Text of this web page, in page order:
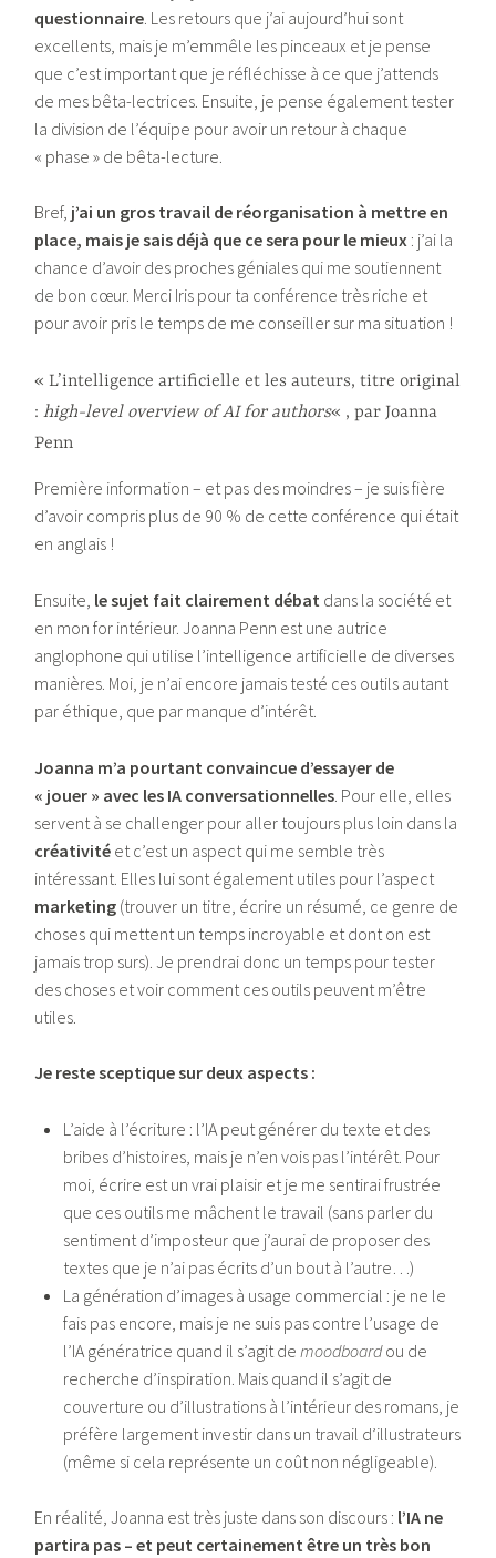
questionnaire . Les retours que j’ai aujourd’hui sont
excellents, mais je m’emmêle les pinceaux et je pense
que c’est important que je réfléchisse à ce que j’attends
de mes bêta-lectrices. Ensuite, je pense également tester
la division de l’équipe pour avoir un retour à chaque
« phase » de bêta-lecture.
Bref, j’ai un gros travail de réorganisation à mettre en
place, mais je sais déjà que ce sera pour le mieux : j’ai la
chance d’avoir des proches géniales qui me soutiennent
de bon cœur. Merci Iris pour ta conférence très riche et
pour avoir pris le temps de me conseiller sur ma situation !
« L’intelligence artificielle et les auteurs, titre original
:high-level overview of AI for authors« , par Joanna
Penn
Première information – et pas des moindres – je suis fière
d’avoir compris plus de 90 % de cette conférence qui était
en anglais !
Ensuite, le sujet fait clairement débat dans la société et
en mon for intérieur. Joanna Penn est une autrice
anglophone qui utilise l’intelligence artificielle de diverses
manières. Moi, je n’ai encore jamais testé ces outils autant
par éthique, que par manque d’intérêt.
Joanna m’a pourtant convaincue d’essayer de
« jouer » avec les IA conversationnelles . Pour elle, elles
servent à se challenger pour aller toujours plus loin dans la
créativité et c’est un aspect qui me semble très
intéressant. Elles lui sont également utiles pour l’aspect
marketing (trouver un titre, écrire un résumé, ce genre de
choses qui mettent un temps incroyable et dont on est
jamais trop surs). Je prendrai donc un temps pour tester
des choses et voir comment ces outils peuvent m’être
utiles.
Je reste sceptique sur deux aspects :
L’aide à l’écriture : l’IA peut générer du texte et des
bribes d’histoires, mais je n’en vois pas l’intérêt. Pour
moi, écrire est un vrai plaisir et je me sentirai frustrée
que ces outils me mâchent le travail (sans parler du
sentiment d’imposteur que j’aurai de proposer des
textes que je n’ai pas écrits d’un bout à l’autre…)
La génération d’images à usage commercial : je ne le
fais pas encore, mais je ne suis pas contre l’usage de
l’IA génératrice quand il s’agit de moodboardou de
recherche d’inspiration. Mais quand il s’agit de
couverture ou d’illustrations à l’intérieur des romans, je
préfère largement investir dans un travail d’illustrateurs
(même si cela représente un coût non négligeable).
En réalité, Joanna est très juste dans son discours : l’IA ne
partira pas – et peut certainement être un très bon